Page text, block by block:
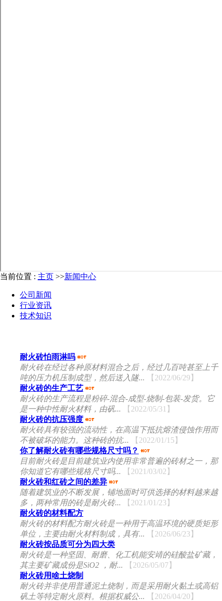
当前位置 : 主页 >>新闻中心
公司新闻
行业资讯
技术知识
耐火砖怕雨淋吗
耐火砖在经过各种原材料混合之后，经过几百吨甚至上千
吨的压力机压制成型，然后送入隧...
【2022/06/29】
耐火砖的生产工艺
耐火砖的生产流程是粉碎-混合-成型-烧制-包装-发货。它
是一种中性耐火材料，由矾...
【2022/05/31】
耐火砖的抗压强度
耐火砖具有较强的流动性，在高温下抵抗熔渣侵蚀作用而
不被破坏的能力。这种砖的抗...
【2022/01/15】
你了解耐火砖有哪些规格尺寸吗？
目前耐火砖是目前建筑业内使用非常普遍的砖材之一，那
你知道它有哪些规格尺寸吗...
【2021/03/02】
耐火砖和红砖之间的差异
随着建筑业的不断发展，铺地面时可供选择的材料越来越
多，两种常用的砖是耐火砖...
【2021/01/23】
耐火砖的材料配方
耐火砖的材料配方耐火砖是一种用于高温环境的硬质矩形
单位，主要由耐火材料制成，具有...
【2026/06/23】
耐火砖按品质可分为四大类
耐火砖是一种坚固、耐磨、化工机能安靖的硅酸盐矿藏，
其主要矿藏成份是SiO2 ，耐...
【2026/05/07】
耐火砖用啥土烧制
耐火砖并非使用普通泥土烧制，而是采用耐火黏土或高铝
矾土等特定耐火原料。根据权威公...
【2026/04/20】